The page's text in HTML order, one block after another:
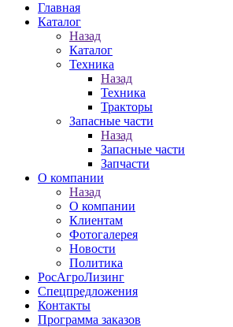
Главная
Каталог
Назад
Каталог
Техника
Назад
Техника
Тракторы
Запасные части
Назад
Запасные части
Запчасти
О компании
Назад
О компании
Клиентам
Фотогалерея
Новости
Политика
РосАгроЛизинг
Спецпредложения
Контакты
Программа заказов